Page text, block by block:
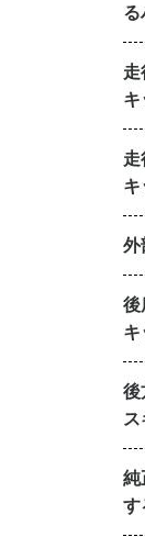
る
走
キ
キ
外
後
キ
後
ス
純
す